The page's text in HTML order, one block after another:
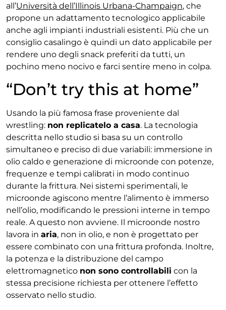
all’Università dell’Illinois Urbana-Champaign, che
propone un adattamento tecnologico applicabile
anche agli impianti industriali esistenti. Più che un
consiglio casalingo è quindi un dato applicabile per
rendere uno degli snack preferiti da tutti, un
pochino meno nocivo e farci sentire meno in colpa.
“Don’t try this at home”
Usando la più famosa frase proveniente dal
wrestling: non replicatelo a casa. La tecnologia
descritta nello studio si basa su un controllo
simultaneo e preciso di due variabili: immersione in
olio caldo e generazione di microonde con potenze,
frequenze e tempi calibrati in modo continuo
durante la frittura. Nei sistemi sperimentali, le
microonde agiscono mentre l’alimento è immerso
nell’olio, modificando le pressioni interne in tempo
reale. A questo non avviene. Il microonde nostro
lavora in aria, non in olio, e non è progettato per
essere combinato con una frittura profonda. Inoltre,
la potenza e la distribuzione del campo
elettromagnetico non sono controllabili con la
stessa precisione richiesta per ottenere l’effetto
osservato nello studio.